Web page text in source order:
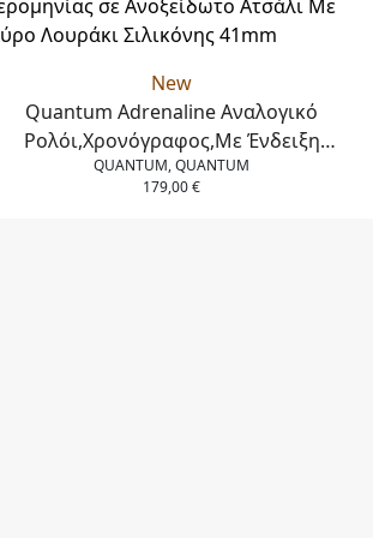
New
Quantum Adrenaline Αναλογικό
Ρολόι,Χρονόγραφος,Με Ένδειξη
Ημερομηνίας σε Ανοξείδωτο Ατσάλι Με
Μαύρο Λουράκι Σιλικόνης 41mm
QUANTUM, QUANTUM
179,00€